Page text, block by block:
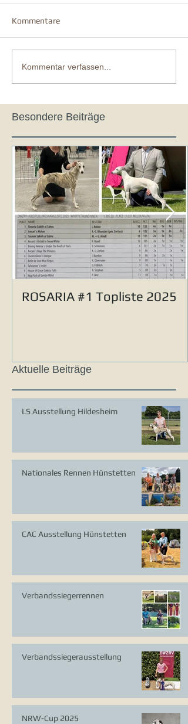
Kommentare
Kommentar verfassen...
Besondere Beiträge
ROSARIA #1 Topliste 2025
Aktuelle Beiträge
LS Ausstellung Hildesheim
Nationales Rennen Hünstetten
CAC Ausstellung Hünstetten
Verbandssiegerrennen
Verbandssiegerausstellung
NRW-Cup 2025